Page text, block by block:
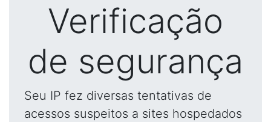
Verificação
de segurança
Seu IP fez diversas tentativas de
acessos suspeitos a sites hospedados